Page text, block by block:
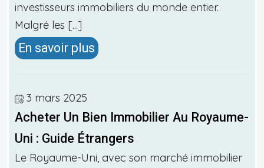
investisseurs immobiliers du monde entier.
Malgré les [...]
En savoir plus
3 mars 2025
Acheter Un Bien Immobilier Au Royaume-
Uni : Guide Étrangers
Le Royaume-Uni, avec son marché immobilier